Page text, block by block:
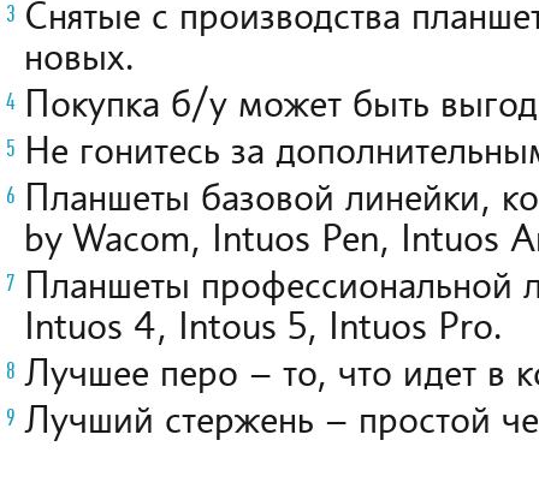
Снятые с производства
новых.
Покупка б/у может быть
Не гонитесь за
Планшеты базовой линейки,
by Wacom, Intuos Pen, Intuos
Планшеты профессиональной
Intuos 4, Intous 5, Intuos Pro.
Лучшее перо – то, что идет в
Лучший стержень – простой